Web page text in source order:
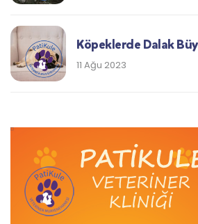
Köpeklerde Dalak
11 Ağu 2023